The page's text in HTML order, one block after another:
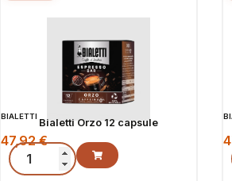
BIALETTI
Bialetti Orzo 12 capsule
47,92€